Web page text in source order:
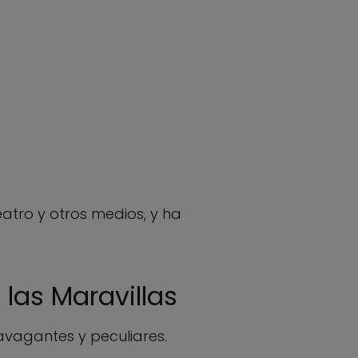
y otros medios, y ha
Maravillas
y peculiares.